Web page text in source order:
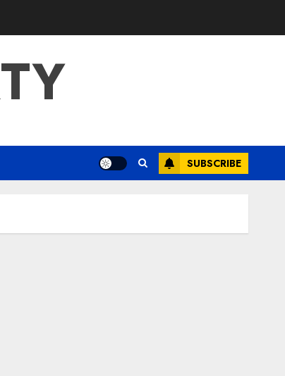
SUBSCRIBE